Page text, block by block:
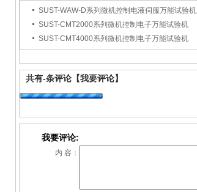
SUST-WAW-D系列微机控制电液伺服万能试验机
SUST-CMT2000系列微机控制电子万能试验机
SUST-CMT4000系列微机控制电子万能试验机
共有-条评论 【我要评论】
我要评论:
内 容：